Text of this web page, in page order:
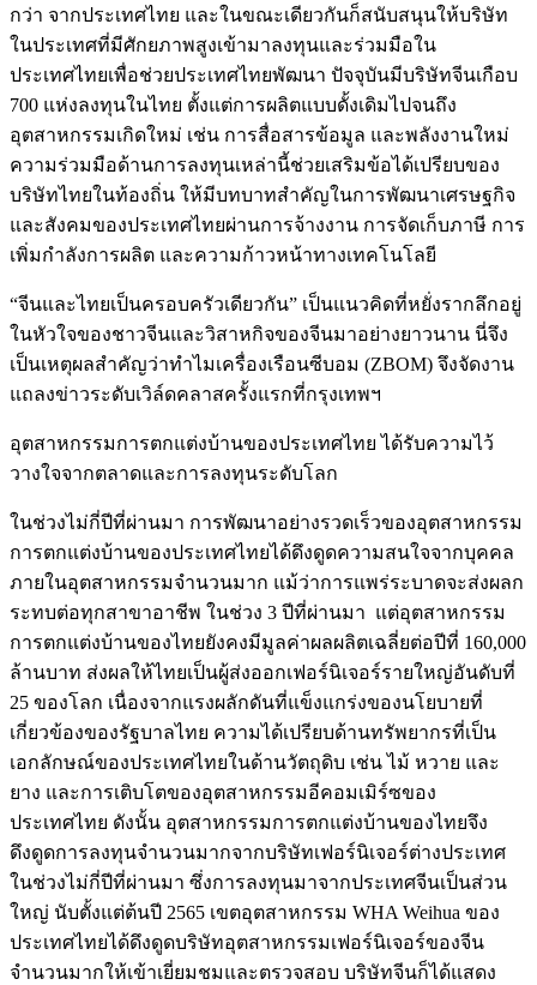
กว่า จากประเทศไทย และในขณะเดียวกันก็สนับสนุนให้บริษัท
ในประเทศที่มีศักยภาพสูงเข้ามาลงทุนและร่วมมือใน
ประเทศไทยเพื่อช่วยประเทศไทยพัฒนา ปัจจุบันมีบริษัทจีนเกือบ
700 แห่งลงทุนในไทย ตั้งแต่การผลิตแบบดั้งเดิมไปจนถึง
อุตสาหกรรมเกิดใหม่ เช่น การสื่อสารข้อมูล และพลังงานใหม่
ความร่วมมือด้านการลงทุนเหล่านี้ช่วยเสริมข้อได้เปรียบของ
บริษัทไทยในท้องถิ่น ให้มีบทบาทสำคัญในการพัฒนาเศรษฐกิจ
และสังคมของประเทศไทยผ่านการจ้างงาน การจัดเก็บภาษี การ
เพิ่มกำลังการผลิต และความก้าวหน้าทางเทคโนโลยี
“จีนและไทยเป็นครอบครัวเดียวกัน” เป็นแนวคิดที่หยั่งรากลึกอยู่
ในหัวใจของชาวจีนและวิสาหกิจของจีนมาอย่างยาวนาน นี่จึง
เป็นเหตุผลสำคัญว่าทำไมเครื่องเรือนซีบอม (ZBOM) จึงจัดงาน
แถลงข่าวระดับเวิล์ดคลาสครั้งแรกที่กรุงเทพฯ
อุตสาหกรรมการตกแต่งบ้านของประเทศไทย ได้รับความไว้
วางใจจากตลาดและการลงทุนระดับโลก
ในช่วงไม่กี่ปีที่ผ่านมา การพัฒนาอย่างรวดเร็วของอุตสาหกรรม
การตกแต่งบ้านของประเทศไทยได้ดึงดูดความสนใจจากบุคคล
ภายในอุตสาหกรรมจำนวนมาก แม้ว่าการแพร่ระบาดจะส่งผลก
ระทบต่อทุกสาขาอาชีพ ในช่วง 3 ปีที่ผ่านมา แต่อุตสาหกรรม
การตกแต่งบ้านของไทยยังคงมีมูลค่าผลผลิตเฉลี่ยต่อปีที่ 160,000
ล้านบาท ส่งผลให้ไทยเป็นผู้ส่งออกเฟอร์นิเจอร์รายใหญ่อันดับที่
25 ของโลก เนื่องจากแรงผลักดันที่แข็งแกร่งของนโยบายที่
เกี่ยวข้องของรัฐบาลไทย ความได้เปรียบด้านทรัพยากรที่เป็น
เอกลักษณ์ของประเทศไทยในด้านวัตถุดิบ เช่น ไม้ หวาย และ
ยาง และการเติบโตของอุตสาหกรรมอีคอมเมิร์ซของ
ประเทศไทย ดังนั้น อุตสาหกรรมการตกแต่งบ้านของไทยจึง
ดึงดูดการลงทุนจำนวนมากจากบริษัทเฟอร์นิเจอร์ต่างประเทศ
ในช่วงไม่กี่ปีที่ผ่านมา ซึ่งการลงทุนมาจากประเทศจีนเป็นส่วน
ใหญ่ นับตั้งแต่ต้นปี 2565 เขตอุตสาหกรรม WHA Weihua ของ
ประเทศไทยได้ดึงดูดบริษัทอุตสาหกรรมเฟอร์นิเจอร์ของจีน
จำนวนมากให้เข้าเยี่ยมชมและตรวจสอบ บริษัทจีนก็ได้แสดง